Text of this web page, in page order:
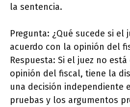
la sentencia.
Pregunta: ¿Qué sucede si el
acuerdo con la opinión del
Respuesta: Si el juez no
opinión del fiscal, tiene la
una decisión independiente
pruebas y los argumentos